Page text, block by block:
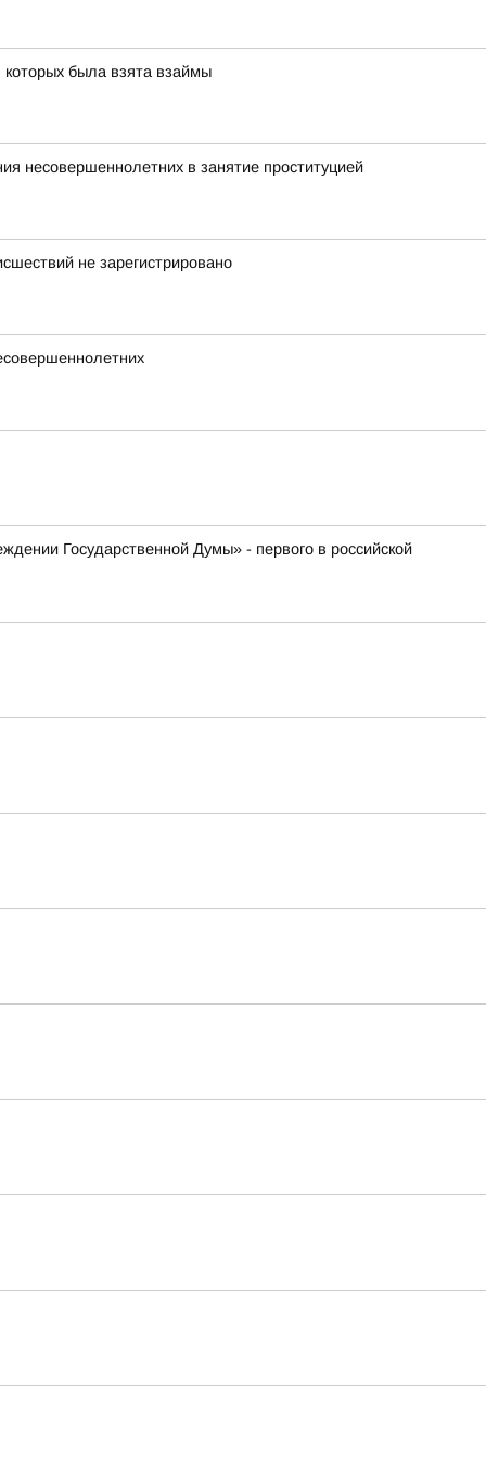
была взята взаймы
несовершеннолетних в занятие проституцией
не зарегистрировано
Государственной Думы» - первого в российской